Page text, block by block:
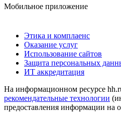
Мобильное приложение
Этика и комплаенс
Оказание услуг
Использование сайтов
Защита персональных
ИТ аккредитация
На информационном ресурсе
рекомендательные технологии
предоставления информации на